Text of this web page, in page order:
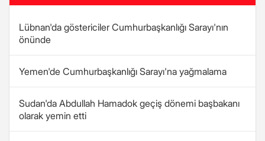
Lübnan'da göstericiler Cumhurbaşkanlığı Sarayı'nın
önünde
Yemen'de Cumhurbaşkanlığı Sarayı'na yağmalama
Sudan'da Abdullah Hamadok geçiş dönemi başbakanı
olarak yemin etti